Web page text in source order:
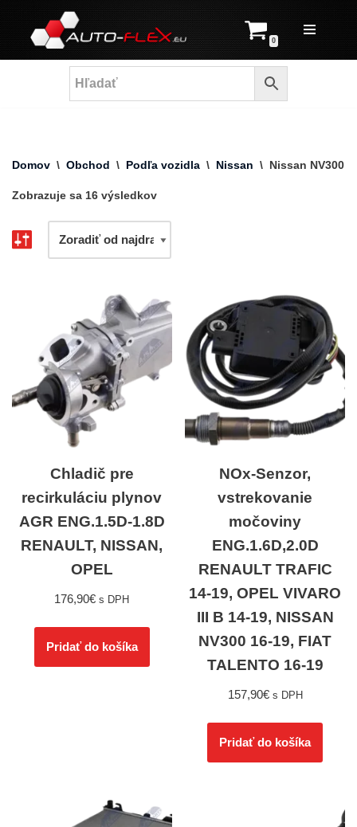
Prejsť
na
0
Domov \ Obchod \ Podľa vozidla \ Nissan \ Nissan NV300
Zobrazuje sa 16 výsledkov
Chladič pre
recirkuláciu plynov
AGR ENG.1.5D-1.8D
RENAULT, NISSAN,
OPEL
176,90€ s DPH
Pridať do košíka
NOx-Senzor,
vstrekovanie
močoviny
ENG.1.6D,2.0D
RENAULT TRAFIC
14-19, OPEL VIVARO
III B 14-19, NISSAN
NV300 16-19, FIAT
TALENTO 16-19
157,90€ s DPH
Pridať do košíka